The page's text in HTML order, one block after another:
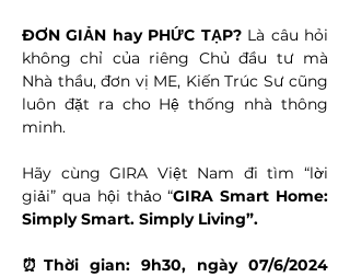
ĐƠN GIẢN hay PHỨC TẠP? Là câu hỏi
không chỉ của riêng Chủ đầu tư mà
Nhà thầu, đơn vị ME, Kiến Trúc Sư cũng
luôn đặt ra cho Hệ thống nhà thông
minh.
Hãy cùng GIRA Việt Nam đi tìm “lời
giải” qua hội thảo “GIRA Smart Home:
Simply Smart. Simply Living”.
⏰Thời gian: 9h30, ngày 07/6/2024